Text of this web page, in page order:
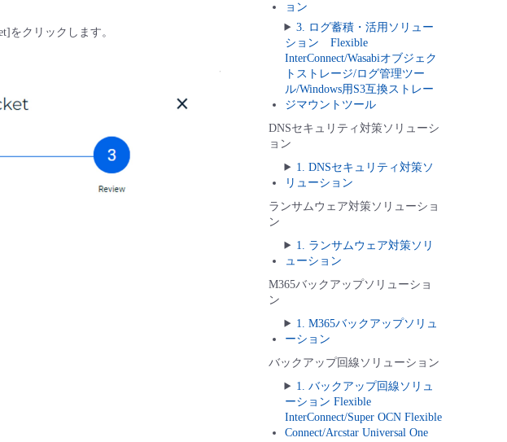
をクリックします。
ョン
3. ログ蓄積・活用ソリュー
ション Flexible
InterConnect/Wasabiオブジェク
トストレージ/ログ管理ツー
ル/Windows用S3互換ストレー
ジマウントツール
DNSセキュリティ対策ソリューシ
ョン
1. DNSセキュリティ対策ソ
リューション
ランサムウェア対策ソリューショ
ン
1. ランサムウェア対策ソリ
ューション
M365バックアップソリューショ
ン
1. M365バックアップソリュ
ーション
バックアップ回線ソリューション
1. バックアップ回線ソリュ
ーション Flexible
InterConnect/Super OCN Flexible
Connect/Arcstar Universal One